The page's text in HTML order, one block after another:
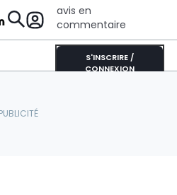
avis en
commentaire
S'INSCRIRE /
CONNEXION